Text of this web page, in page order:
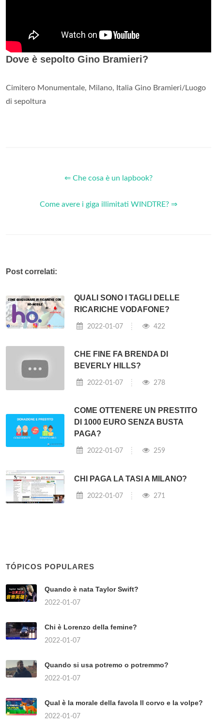
Dove è sepolto Gino Bramieri?
Cimitero Monumentale, Milano, Italia Gino Bramieri/Luogo
di sepoltura
⇐ Che cosa è un lapbook?
Come avere i giga illimitati WINDTRE? ⇒
Post correlati:
QUALI SONO I TAGLI DELLE
RICARICHE VODAFONE?
2022-01-07 422
CHE FINE FA BRENDA DI
BEVERLY HILLS?
2022-01-07 278
COME OTTENERE UN PRESTITO
DI 1000 EURO SENZA BUSTA
PAGA?
2022-01-07 259
CHI PAGA LA TASI A MILANO?
2022-01-07 271
TÓPICOS POPULARES
Quando è nata Taylor Swift?
2022-01-07
Chi è Lorenzo della femine?
2022-01-07
Quando si usa potremo o potremmo?
2022-01-07
Qual è la morale della favola Il corvo e la volpe?
2022-01-07